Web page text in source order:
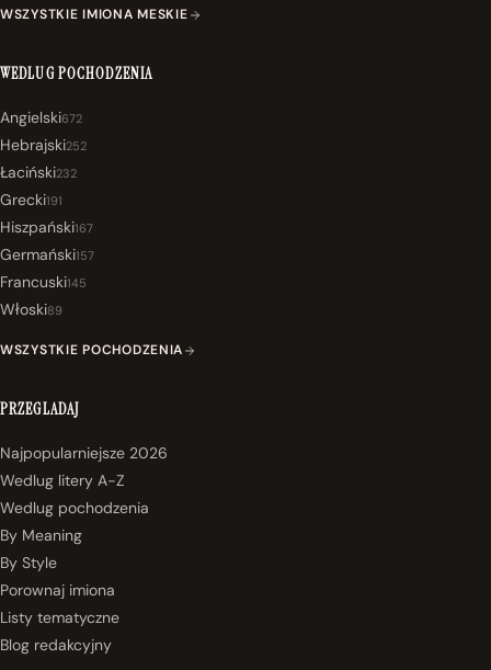
WSZYSTKIE IMIONA MESKIE
WEDLUG POCHODZENIA
Angielski672
Hebrajski252
Łaciński232
Grecki191
Hiszpański167
Germański157
Francuski145
Włoski89
WSZYSTKIE POCHODZENIA
PRZEGLADAJ
Najpopularniejsze 2026
Wedlug litery A-Z
Wedlug pochodzenia
By Meaning
By Style
Porownaj imiona
Listy tematyczne
Blog redakcyjny